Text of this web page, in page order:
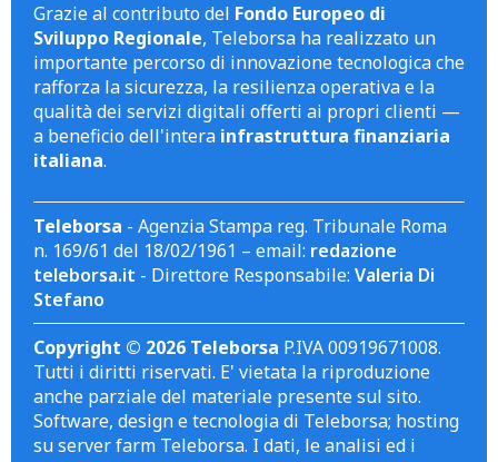
Grazie al contributo del Fondo Europeo di
Sviluppo Regionale, Teleborsa ha realizzato un
importante percorso di innovazione tecnologica che
rafforza la sicurezza, la resilienza operativa e la
qualità dei servizi digitali offerti ai propri clienti —
a beneficio dell'intera infrastruttura finanziaria
italiana.
Teleborsa - Agenzia Stampa reg. Tribunale Roma
n. 169/61 del 18/02/1961 – email: redazione
teleborsa.it - Direttore Responsabile: Valeria Di
Stefano
Copyright © 2026 Teleborsa P.IVA 00919671008.
Tutti i diritti riservati. E' vietata la riproduzione
anche parziale del materiale presente sul sito.
Software, design e tecnologia di Teleborsa; hosting
su server farm Teleborsa. I dati, le analisi ed i